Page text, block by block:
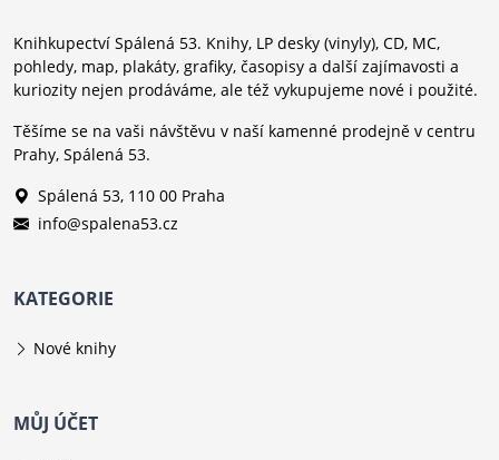
Knihkupectví Spálená 53. Knihy, LP desky (vinyly), CD, MC,
pohledy, map, plakáty, grafiky, časopisy a další zajímavosti a
kuriozity nejen prodáváme, ale též vykupujeme nové i použité.
Těšíme se na vaši návštěvu v naší kamenné prodejně v centru
Prahy, Spálená 53.
Spálená 53, 110 00 Praha
info@spalena53.cz
KATEGORIE
Nové knihy
MŮJ ÚČET